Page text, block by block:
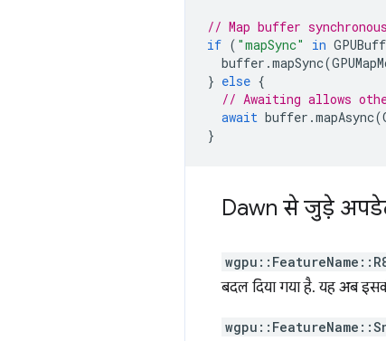
// Map buffer
if ( "mapSync" in
buffer .mapSync(
} else {
// Awaiting allows
await buffer .mapAsync(
}
Dawn से जुड़े
बदल दिया गया है. यह अब